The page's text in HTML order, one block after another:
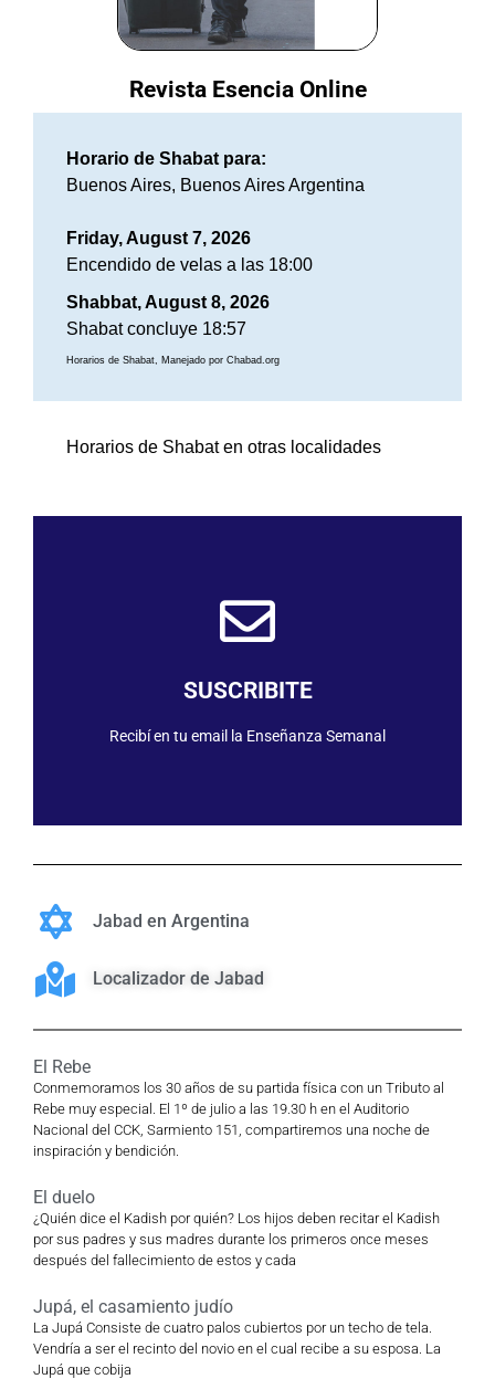
Revista Esencia Online
Horario de Shabat para:
Buenos Aires, Buenos Aires Argentina
Friday, August 7, 2026
Encendido de velas a las 18:00
Shabbat, August 8, 2026
Shabat concluye 18:57
Horarios de Shabat, Manejado por Chabad.org
Horarios de Shabat en otras localidades
SUSCRIBITE
Recibí en tu email la Enseñanza Semanal
Jabad en Argentina
Localizador de Jabad
El Rebe
Conmemoramos los 30 años de su partida física con un Tributo al
Rebe muy especial. El 1º de julio a las 19.30 h en el Auditorio
Nacional del CCK, Sarmiento 151, compartiremos una noche de
inspiración y bendición.
El duelo
¿Quién dice el Kadish por quién? Los hijos deben recitar el Kadish
por sus padres y sus madres durante los primeros once meses
después del fallecimiento de estos y cada
Jupá, el casamiento judío
La Jupá Consiste de cuatro palos cubiertos por un techo de tela.
Vendría a ser el recinto del novio en el cual recibe a su esposa. La
Jupá que cobija